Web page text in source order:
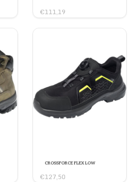
€111,19
CROSSFORCE FLEX LOW
€127,50